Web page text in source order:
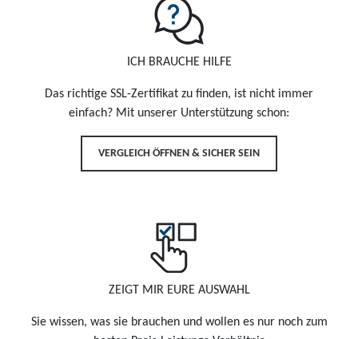
ICH BRAUCHE HILFE
Das richtige SSL-Zertifikat zu finden, ist nicht immer
einfach? Mit unserer Unterstützung schon:
VERGLEICH ÖFFNEN & SICHER SEIN
ZEIGT MIR EURE AUSWAHL
Sie wissen, was sie brauchen und wollen es nur noch zum